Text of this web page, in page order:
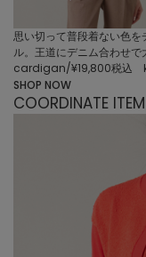
思い切って普段着ない色
ル。王道にデニム合わせで
cardigan/¥19,800税込
SHOP NOW
COORDINATE ITEM